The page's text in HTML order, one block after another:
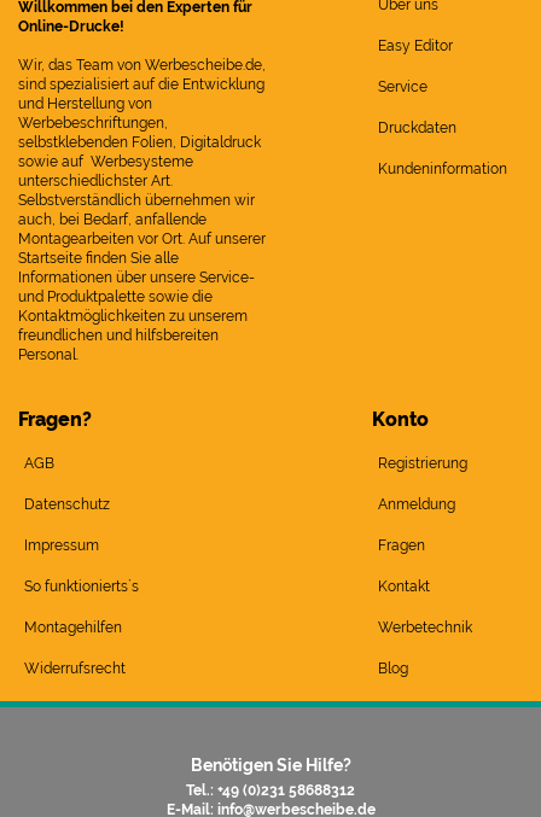
Willkommen bei den Experten für
Online-Drucke!
Wir, das Team von Werbescheibe.de,
sind spezialisiert auf die Entwicklung
und Herstellung von
Werbebeschriftungen,
selbstklebenden Folien, Digitaldruck
sowie auf Werbesysteme
unterschiedlichster Art.
Selbstverständlich übernehmen wir
auch, bei Bedarf, anfallende
Montagearbeiten vor Ort. Auf unserer
Startseite finden Sie alle
Informationen über unsere Service-
und Produktpalette sowie die
Kontaktmöglichkeiten zu unserem
freundlichen und hilfsbereiten
Personal.
Über uns
Easy Editor
Service
Druckdaten
Kundeninformation
Fragen?
AGB
Datenschutz
Impressum
So funktionierts`s
Montagehilfen
Widerrufsrecht
Konto
Registrierung
Anmeldung
Fragen
Kontakt
Werbetechnik
Blog
Benötigen Sie Hilfe?
Tel.: +49 (0)231 58688312
E-Mail: info@werbescheibe.de